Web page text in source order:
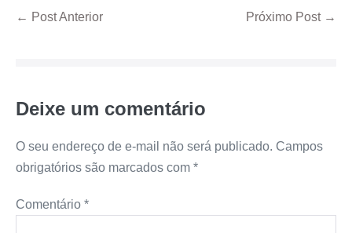
← Post Anterior Próximo Post →
Deixe um comentário
O seu endereço de e-mail não será publicado. Campos
obrigatórios são marcados com *
Comentário *